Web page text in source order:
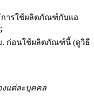
การใช้ผลิตภัณฑ์กับแอ
. ก่อนใช้ผลิตภัณฑ์นี้ (ดูวิธี
แต่ละบุคคล